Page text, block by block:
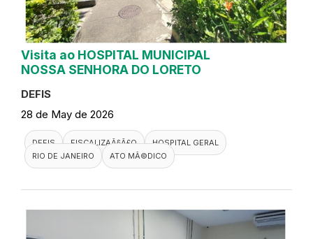
Visita ao HOSPITAL MUNICIPAL
NOSSA SENHORA DO LORETO
DEFIS
28 de May de 2026
DEFIS FISCALIZAÃ§Ã£O
HOSPITAL GERAL
RIO DE JANEIRO
ATO MÃ©DICO